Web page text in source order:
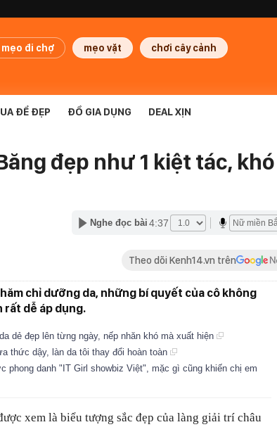
mẹo đi chợ mẹo vặt chơi cây cảnh
ĐỂ ĐẸP ĐỒ GIA DỤNG DEAL XỊN
đẹp như 1 kiệt tác, khó
Nghe đọc bài 4:37
Theo dõi Kenh14.vn trên
chỉ dưỡng da, những bí quyết của cô không
rất dễ áp dụng.
dẻ đẹp lên từng ngày, nếp nhăn khó mà xuất hiện
thức dậy, làn da tôi thay đổi hoàn toàn
phong danh "IT Girl showbiz Việt", mặc gì cũng khiến chị em
xem là biểu tượng sắc đẹp của làng giải trí châu